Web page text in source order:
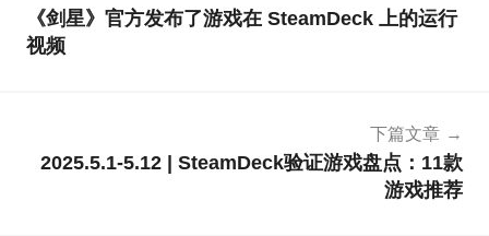
导
《剑星》官方发布了游戏在 SteamDeck 上的运行
视频
下篇文章
2025.5.1-5.12 | SteamDeck验证游戏盘点：11款
游戏推荐